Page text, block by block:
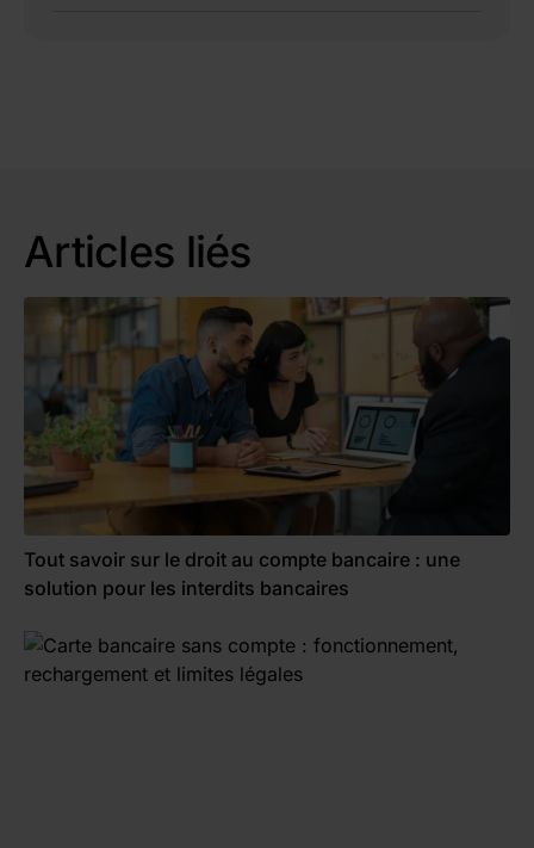
Articles liés
Tout savoir sur le droit au compte bancaire : une
solution pour les interdits bancaires